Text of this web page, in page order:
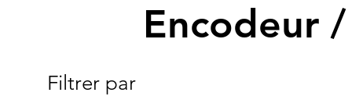
Encodeur
Filtrer par